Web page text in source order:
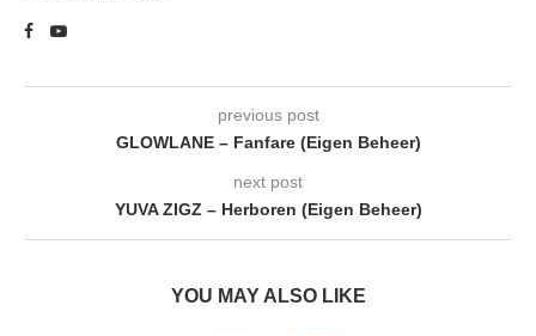
previous post
GLOWLANE – Fanfare (Eigen Beheer)
next post
YUVA ZIGZ – Herboren (Eigen Beheer)
YOU MAY ALSO LIKE